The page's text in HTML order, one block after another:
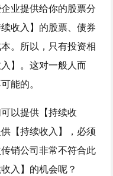
业提供给你的股票分
收入】的股票、债券
。所以，只有投资相
】。这对一般人而
能的。
以提供【持续收
【持续收入】，必须
销公司非常不符合此
入】的机会呢？